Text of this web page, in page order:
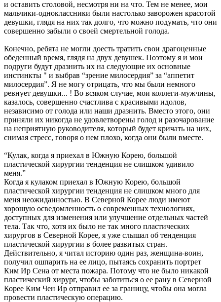
и оставить столовой, несмотря ни на что. Тем не менее, мои
мальчики-одноклассники были настолько заворожен красотой
девушки, глядя на них так долго, что можно подумать, что они
совершенно забыли о своей смертельной голода.
Конечно, ребята не могли доесть тратить свои драгоценные
обеденный время, глядя на двух девушек. Поэтому я и мои
подруги будут дразнить их на следующие их основные
инстинкты " и выбрав “зрение милосердия” за “аппетит
милосердия”. Я не могу отрицать, что мы были немного
ревнует девушки... ! Во всяком случае, мои коллеги-мужчины,
казалось, совершенно счастлива с красивыми идолов,
независимо от голода или наши дразнить. Вместо этого, они
приняли их никогда не удовлетворены голод и разочарование
на неприятную руководителя, который будет кричать на них,
снимая стресс, говоря о нем плохо, когда они были вместе.
“Кулак, когда я приехал в Южную Корею, большой
пластической хирургии тенденция не слишком удивило
меня.”
Когда я кулаком приехал в Южную Корею, большой
пластической хирургии тенденция не слишком много для
меня неожиданностью. В Северной Корее люди имеют
хорошую осведомленность о современных технологиях,
доступных для изменения или улучшение отдельных частей
тела. Так что, хотя их было не так много пластических
хирургов в Северной Корее, я уже слышал об тенденция
пластической хирургии в более развитых стран.
Действительно, я читал историю один раз, женщина-воин,
получил ошпарить на ее лицо, пытаясь сохранить портрет
Ким Ир Сена от места пожара. Потому что не было никакой
пластический хирург, чтобы заботиться о ее рану в Северной
Корее Ким Чен Ир отправил ее за границу, чтобы она могла
провести пластическую операцию.